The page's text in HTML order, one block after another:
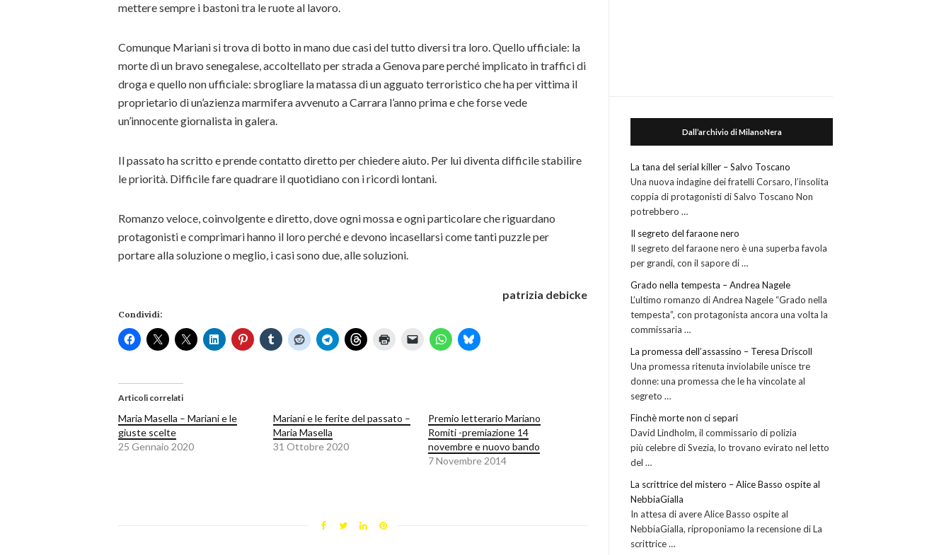
mettere sempre i bastoni tra le ruote al lavoro.
Comunque Mariani si trova di botto in mano due casi del tutto diversi tra loro. Quello ufficiale: la
morte di un bravo senegalese, accoltellato per strada a Genova pare perché implicato in traffici di
droga e quello non ufficiale: sbrogliare la matassa di un agguato terroristico che ha per vittima il
proprietario di un’azienza marmifera avvenuto a Carrara l’anno prima e che forse vede
un’innocente giornalista in galera.
Il passato ha scritto e prende contatto diretto per chiedere aiuto. Per lui diventa difficile stabilire
le priorità. Difficile fare quadrare il quotidiano con i ricordi lontani.
Romanzo veloce, coinvolgente e diretto, dove ogni mossa e ogni particolare che riguardano
protagonisti e comprimari hanno il loro perché e devono incasellarsi come tanti puzzle per
portare alla soluzione o meglio, i casi sono due, alle soluzioni.
patrizia debicke
Condividi:
Articoli correlati
Maria Masella – Mariani e le
giuste scelte
25 Gennaio 2020
Mariani e le ferite del passato –
Maria Masella
31 Ottobre 2020
Premio letterario Mariano
Romiti -premiazione 14
novembre e nuovo bando
7 Novembre 2014
Dall’archivio di MilanoNera
La tana del serial killer – Salvo Toscano
Una nuova indagine dei fratelli Corsaro, l’insolita
coppia di protagonisti di Salvo Toscano Non
potrebbero …
Il segreto del faraone nero
Il segreto del faraone nero è una superba favola
per grandi, con il sapore di …
Grado nella tempesta – Andrea Nagele
L’ultimo romanzo di Andrea Nagele “Grado nella
tempesta”, con protagonista ancora una volta la
commissaria …
La promessa dell’assassino – Teresa Driscoll
Una promessa ritenuta inviolabile unisce tre
donne: una promessa che le ha vincolate al
segreto …
Finchè morte non ci separi
David Lindholm, il commissario di polizia
più celebre di Svezia, lo trovano evirato nel letto
del …
La scrittrice del mistero – Alice Basso ospite al
NebbiaGialla
In attesa di avere Alice Basso ospite al
NebbiaGialla, riproponiamo la recensione di La
scrittrice …